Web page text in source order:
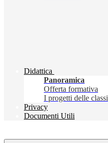
Didattica
Panoramica
Offerta formativa
I progetti delle classi
Privacy
Documenti Utili